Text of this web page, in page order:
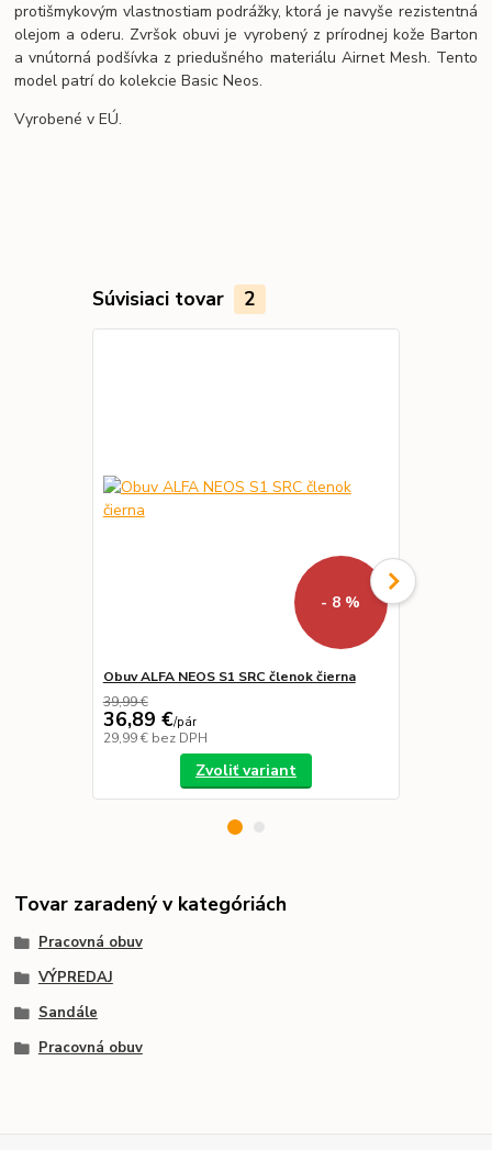
protišmykovým vlastnostiam podrážky, ktorá je navyše rezistentná
olejom a oderu. Zvršok obuvi je vyrobený z prírodnej kože Barton
a vnútorná podšívka z priedušného materiálu Airnet Mesh. Tento
model patrí do kolekcie Basic Neos.
Vyrobené v EÚ.
Súvisiaci tovar 2
- 8 %
Obuv ALFA NEOS S1 SRC členok čierna
39,99 €
36,89 €/pár
29,99 € bez DPH
Zvoliť variant
Tovar zaradený v kategóriách
Pracovná obuv
VÝPREDAJ
Sandále
Pracovná obuv